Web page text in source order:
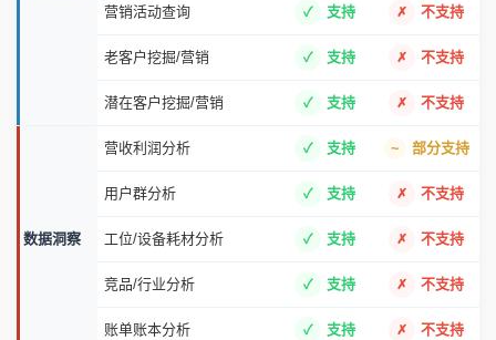
营销活动查询 支持 不支持
老客户挖掘/营销 支持 不支持
潜在客户挖掘/营销 支持 不支持
数据洞察
营收利润分析 支持 部分支持
用户群分析 支持 不支持
工位/设备耗材分析 支持 不支持
竞品/行业分析 支持 不支持
账单账本分析 支持 不支持